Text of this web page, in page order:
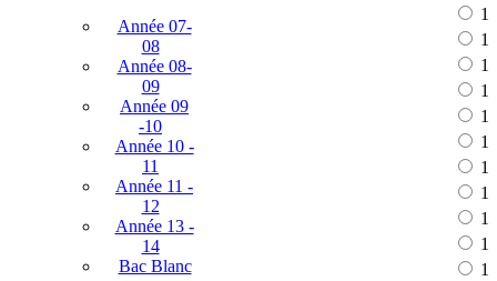
Année 07-
08
Année 08-
09
Année 09
-10
Année 10 -
11
Année 11 -
12
Année 13 -
14
Bac Blanc
1
1
1
1
1
1
1
1
1
1
1